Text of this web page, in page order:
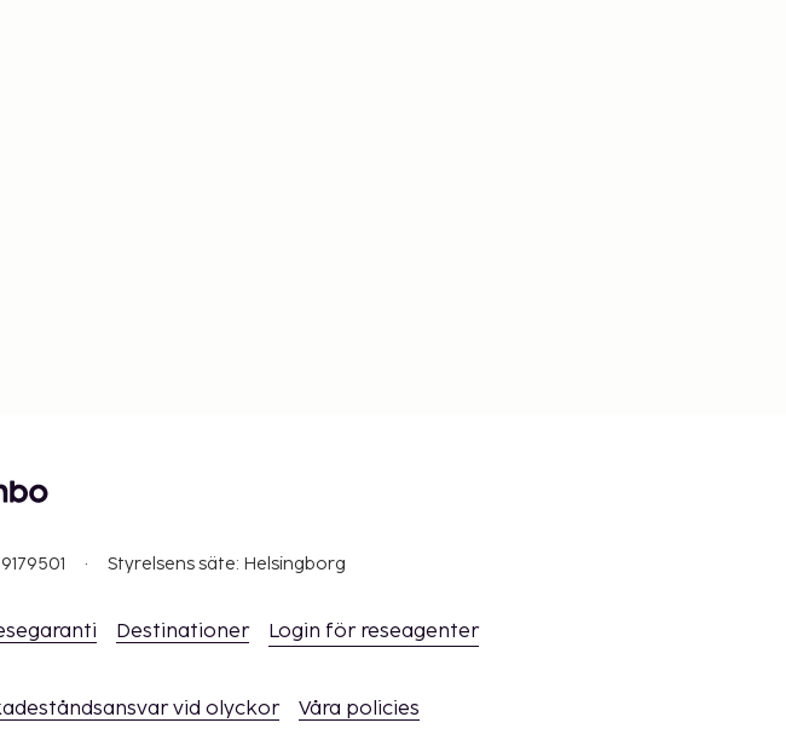
Styrelsens säte: Helsingborg
Destinationer Login för reseagenter
vid olyckor Våra policies